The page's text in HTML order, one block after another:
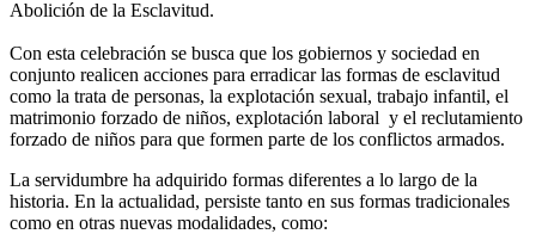
Abolición de la Esclavitud.
Con esta celebración se busca que los gobiernos y sociedad en
conjunto realicen acciones para erradicar las formas de esclavitud
como la trata de personas, la explotación sexual, trabajo infantil, el
matrimonio forzado de niños, explotación laboral y el reclutamiento
forzado de niños para que formen parte de los conflictos armados.
La servidumbre ha adquirido formas diferentes a lo largo de la
historia. En la actualidad, persiste tanto en sus formas tradicionales
como en otras nuevas modalidades, como: